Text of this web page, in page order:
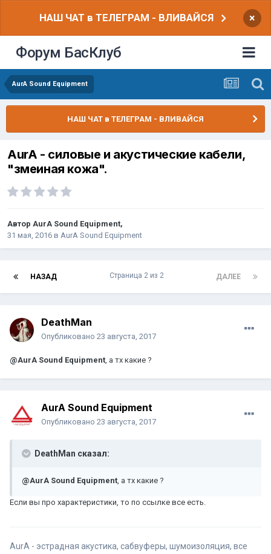
НАШ ЧАТ в ТЕЛЕГРАМ - ВЛИВАЙСЯ ×
Форум БасКлуб
AurA Sound Equipment
НАШ ЧАТ в ТЕЛЕГРАМ - ВЛИВАЙСЯ
AurA - cиловые и акустические кабели,
"змеиная кожа".
Автор AurA Sound Equipment,
31 мая, 2016 в AurA Sound Equipment
НАЗАД ДАЛЕЕ
Страница 2 из 2
DeathMan
Опубликовано 23 августа, 2017
@AurA Sound Equipment, а тх какие ?
AurA Sound Equipment
Опубликовано 23 августа, 2017
DeathMan сказал:
@AurA Sound Equipment, а тх какие ?
Если вы про характеристики, то по ссылке все есть.
AurA - эстрадная акустика, сабвуферы, шумоизоляция, все